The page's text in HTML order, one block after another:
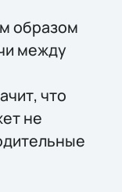
образом
между
что
не